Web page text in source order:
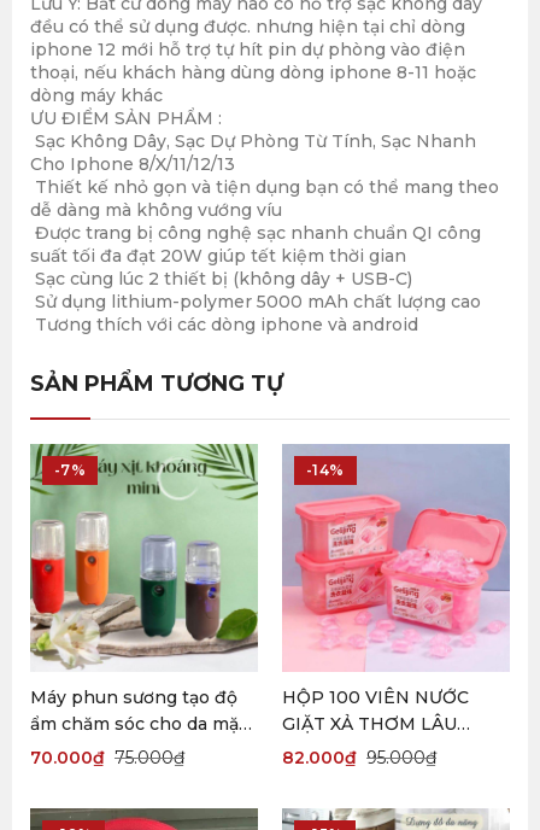
đều có thể sử dụng được. nhưng hiện tại chỉ dòng
iphone 12 mới hỗ trợ tự hít pin dự phòng vào điện
thoại, nếu khách hàng dùng dòng iphone 8-11 hoặc
dòng máy khác
ƯU ĐIỂM SẢN PHẨM :
Sạc Không Dây, Sạc Dự Phòng Từ Tính, Sạc Nhanh
Cho Iphone 8/X/11/12/13
Thiết kế nhỏ gọn và tiện dụng bạn có thể mang theo
dễ dàng mà không vướng víu
Được trang bị công nghệ sạc nhanh chuẩn QI công
suất tối đa đạt 20W giúp tết kiệm thời gian
Sạc cùng lúc 2 thiết bị (không dây + USB-C)
Sử dụng lithium-polymer 5000 mAh chất lượng cao
Tương thích với các dòng iphone và android
SẢN PHẨM TƯƠNG TỰ
-7%
Máy phun sương tạo độ
ẩm chăm sóc cho da mặt
cầm tay mini75.000₫
70.000₫
-14%
HỘP 100 VIÊN NƯỚC
GIẶT XẢ THƠM LÂU
GELIJING 95.000₫
82.000₫